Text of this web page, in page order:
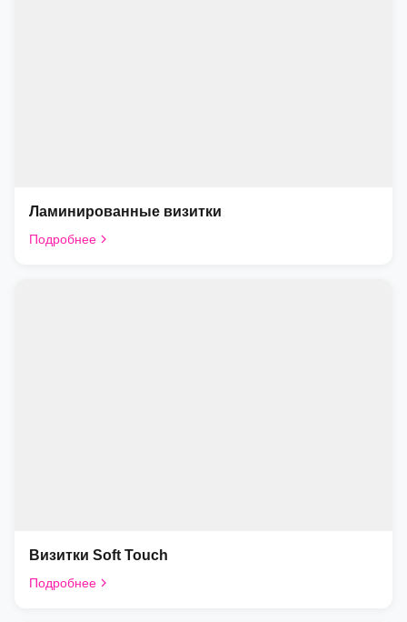
Ламинированные визитки
Подробнее
Визитки Soft Touch
Подробнее